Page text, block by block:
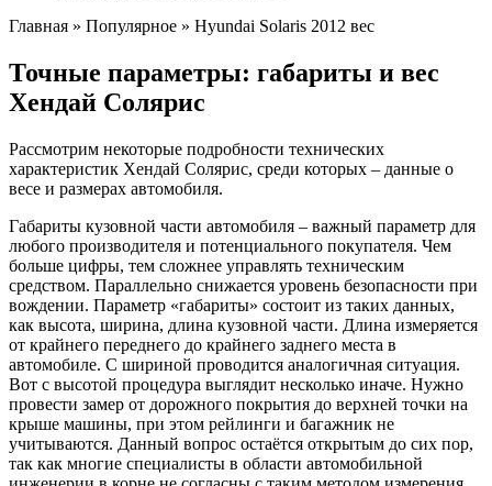
Главная » Популярное » Hyundai Solaris 2012 вес
Точные параметры: габариты и вес
Хендай Солярис
Рассмотрим некоторые подробности технических
характеристик Хендай Солярис, среди которых – данные о
весе и размерах автомобиля.
Габариты кузовной части автомобиля – важный параметр для
любого производителя и потенциального покупателя. Чем
больше цифры, тем сложнее управлять техническим
средством. Параллельно снижается уровень безопасности при
вождении. Параметр «габариты» состоит из таких данных,
как высота, ширина, длина кузовной части. Длина измеряется
от крайнего переднего до крайнего заднего места в
автомобиле. С шириной проводится аналогичная ситуация.
Вот с высотой процедура выглядит несколько иначе. Нужно
провести замер от дорожного покрытия до верхней точки на
крыше машины, при этом рейлинги и багажник не
учитываются. Данный вопрос остаётся открытым до сих пор,
так как многие специалисты в области автомобильной